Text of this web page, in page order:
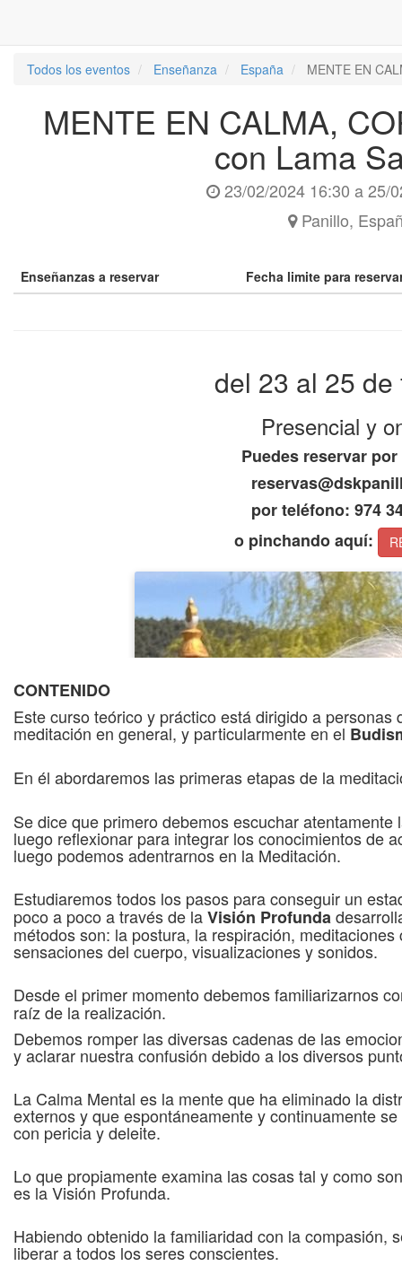
Todos los eventos Enseñanza España MENTE EN
MENTE EN CALMA,
con Lama
23/02/2024 16:30 a25/
Panillo,
Enseñanzas a reservar Fecha limite para
del 23 al 25 de
Presencial y
Puedes reservar
por teléfono: 974
o pinchando aquí:
CONTENIDO
Este curso teórico y práctico está dirigido a
meditación en general, y particularmente en el
En él abordaremos las primeras etapas de la
Se dice que primero debemos escuchar
luego reflexionar para integrar los conocimientos de
luego podemos adentrarnos en la Meditación.
Estudiaremos todos los pasos para conseguir un
poco a poco a través de laVisión Profunda
métodos son: la postura, la respiración,
sensaciones del cuerpo, visualizaciones y sonidos.
Desde el primer momento debemos familiarizarnos
raíz de la realización.
Debemos romper las diversas cadenas de las
y aclarar nuestra confusión debido a los diversos
La Calma Mental es la mente que ha eliminado la
externos y que espontáneamente y continuamente
con pericia y deleite.
Lo que propiamente examina las cosas tal y como
es la Visión Profunda.
Habiendo obtenido la familiaridad con la compasión,
liberar a todos los seres conscientes.